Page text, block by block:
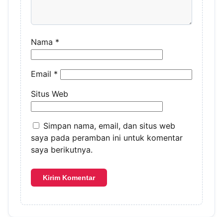
Nama *
Email *
Situs Web
Simpan nama, email, dan situs web
saya pada peramban ini untuk komentar
saya berikutnya.